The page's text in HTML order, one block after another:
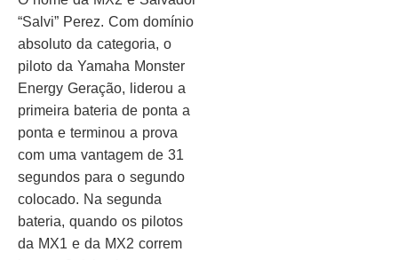
“Salvi” Perez. Com domínio
absoluto da categoria, o
piloto da Yamaha Monster
Energy Geração, liderou a
primeira bateria de ponta a
ponta e terminou a prova
com uma vantagem de 31
segundos para o segundo
colocado. Na segunda
bateria, quando os pilotos
da MX1 e da MX2 correm